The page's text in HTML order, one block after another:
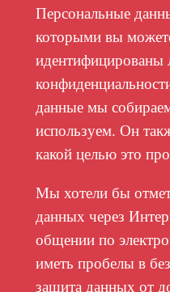
Персональные
которыми вы
идентифицированы
данные мы
используем. Он
какой целью это
Мы хотели бы
данных через
общении по
иметь пробелы в
защита данных от